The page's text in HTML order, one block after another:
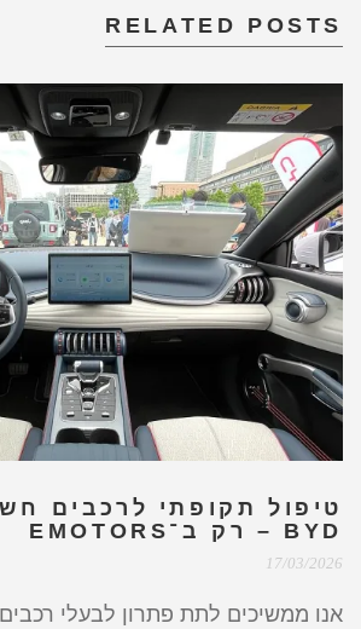
RELATED POSTS
טיפול תקופתי לרכבים
BYD – רק ב־EMOTORS
17/03/2026
אנו ממשיכים לתת פתרון לבעלי